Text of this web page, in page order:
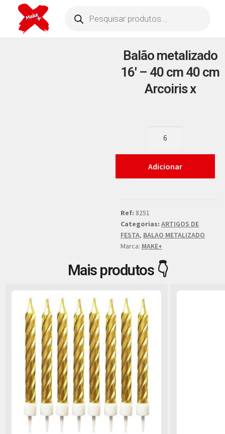
Balão metalizado
16′ – 40 cm 40 cm
Arcoiris x
Adicionar
Ref: 8251
Categorias: ARTIGOS DE
FESTA, BALAO METALIZADO
Marca: MAKE+
Mais produtos 👇